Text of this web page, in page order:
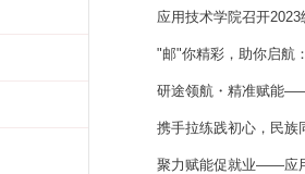
应用技术学院召开
"邮"你精彩，助你启航
研途领航・精准赋能
携手拉练践初心，民
聚力赋能促就业——应